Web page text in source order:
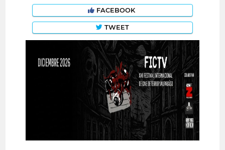
FACEBOOK
TWEET